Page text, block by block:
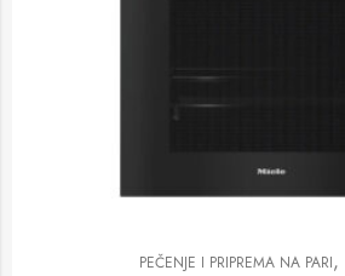
PEČENJE I PRIPREMA NA PARI,